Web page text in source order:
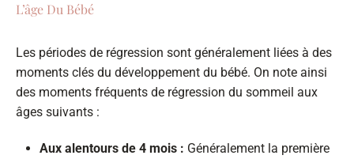
L’âge Du Bébé
Les périodes de régression sont généralement liées à des
moments clés du développement du bébé. On note ainsi
des moments fréquents de régression du sommeil aux
âges suivants :
Aux alentours de 4 mois : Généralement la première